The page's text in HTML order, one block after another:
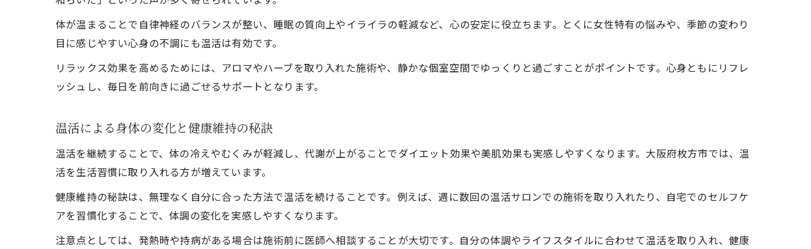
体が温まることで自律神経のバランスが整い、睡眠の質向上やイライラの軽減など、心の安定に役立ちます。とくに女性特有の悩みや、季節の変わり
目に感じやすい心身の不調にも温活は有効です。
リラックス効果を高めるためには、アロマやハーブを取り入れた施術や、静かな個室空間でゆっくりと過ごすことがポイントです。心身ともにリフレ
ッシュし、毎日を前向きに過ごせるサポートとなります。
温活による身体の変化と健康維持の秘訣
温活を継続することで、体の冷えやむくみが軽減し、代謝が上がることでダイエット効果や美肌効果も実感しやすくなります。大阪府枚方市では、温
活を生活習慣に取り入れる方が増えています。
健康維持の秘訣は、無理なく自分に合った方法で温活を続けることです。例えば、週に数回の温活サロンでの施術を取り入れたり、自宅でのセルフケ
アを習慣化することで、体調の変化を実感しやすくなります。
注意点としては、発熱時や持病がある場合は施術前に医師へ相談することが大切です。自分の体調やライフスタイルに合わせて温活を取り入れ、健康